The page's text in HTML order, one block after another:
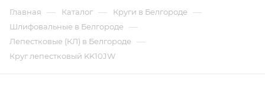
Главная — Каталог — Круги в Белгороде —
Шлифовальные в Белгороде —
Лепестковые (КЛ) в Белгороде —
Круг лепестковый KK10JW